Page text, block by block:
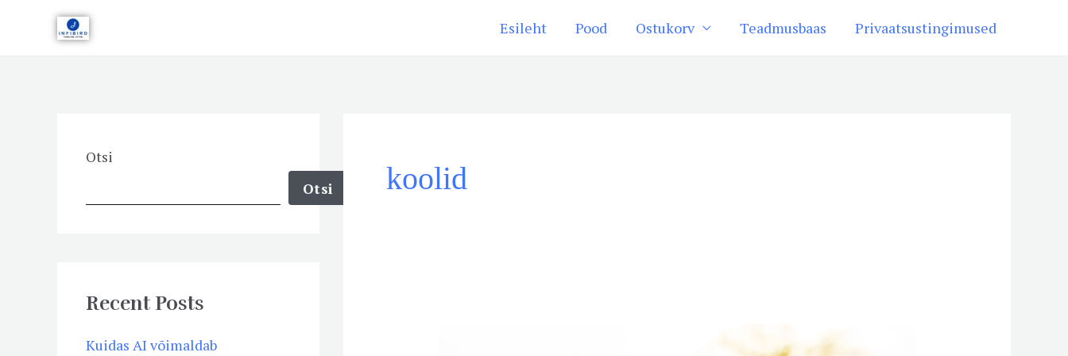
Esileht Pood Ostukorv Teadmusbaas Privaatsustingimused
Otsi
Otsi
Recent Posts
Kuidas AI võimaldab
koolid